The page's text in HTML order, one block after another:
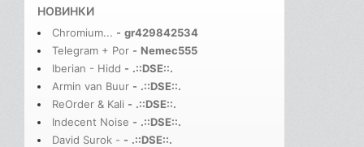
НОВИНКИ
Chromium... - gr429842534
Telegram + Por - Nemec555
Iberian - Hidd - .::DSE::.
Armin van Buur - .::DSE::.
ReOrder & Kali - .::DSE::.
Indecent Noise - .::DSE::.
David Surok - - .::DSE::.